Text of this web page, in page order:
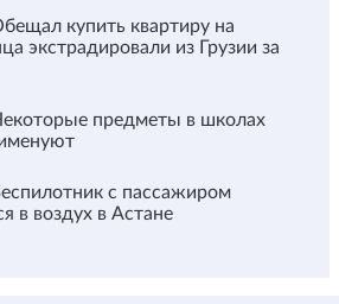
купить квартиру на
экстрадировали из Грузии за
предметы в школах
с пассажиром
в воздух в Астане